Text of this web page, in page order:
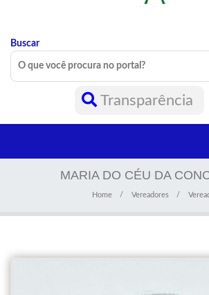
Buscar
Transparência
MARIA DO CÉU DA
Home Vereadores